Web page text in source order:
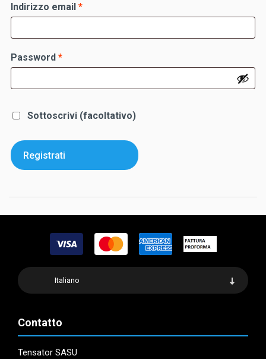
Indirizzo email *Richiesto
Password *Richiesto
Sottoscrivi (facoltativo)
Registrati
Italiano
Contatto
Tensator SASU